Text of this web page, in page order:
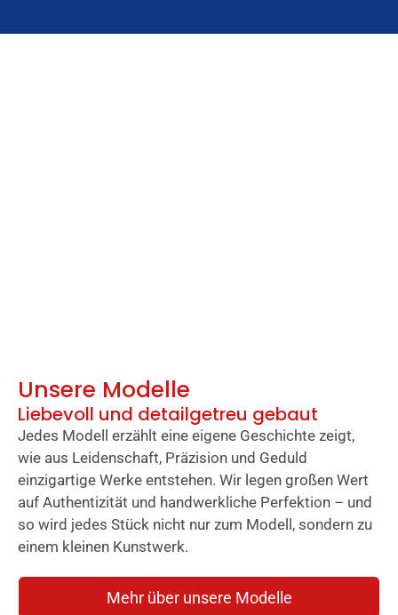
Unsere Modelle
Liebevoll und detailgetreu gebaut
Jedes Modell erzählt eine eigene Geschichte zeigt,
wie aus Leidenschaft, Präzision und Geduld
einzigartige Werke entstehen. Wir legen großen Wert
auf Authentizität und handwerkliche Perfektion – und
so wird jedes Stück nicht nur zum Modell, sondern zu
einem kleinen Kunstwerk.
Mehr über unsere Modelle